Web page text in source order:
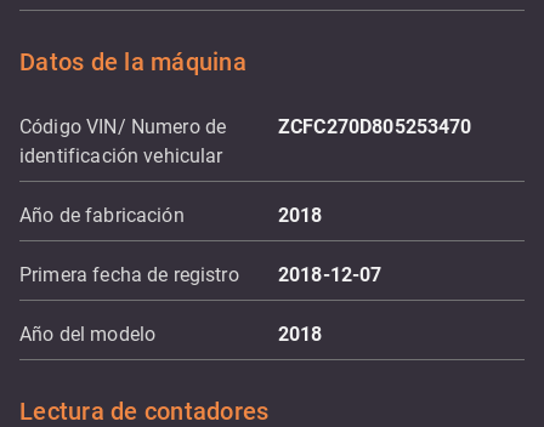
Datos de la máquina
Código VIN/ Numero de
identificación vehicular
ZCFC270D805253470
Año de fabricación 2018
Primera fecha de registro 2018-12-07
Año del modelo 2018
Lectura de contadores